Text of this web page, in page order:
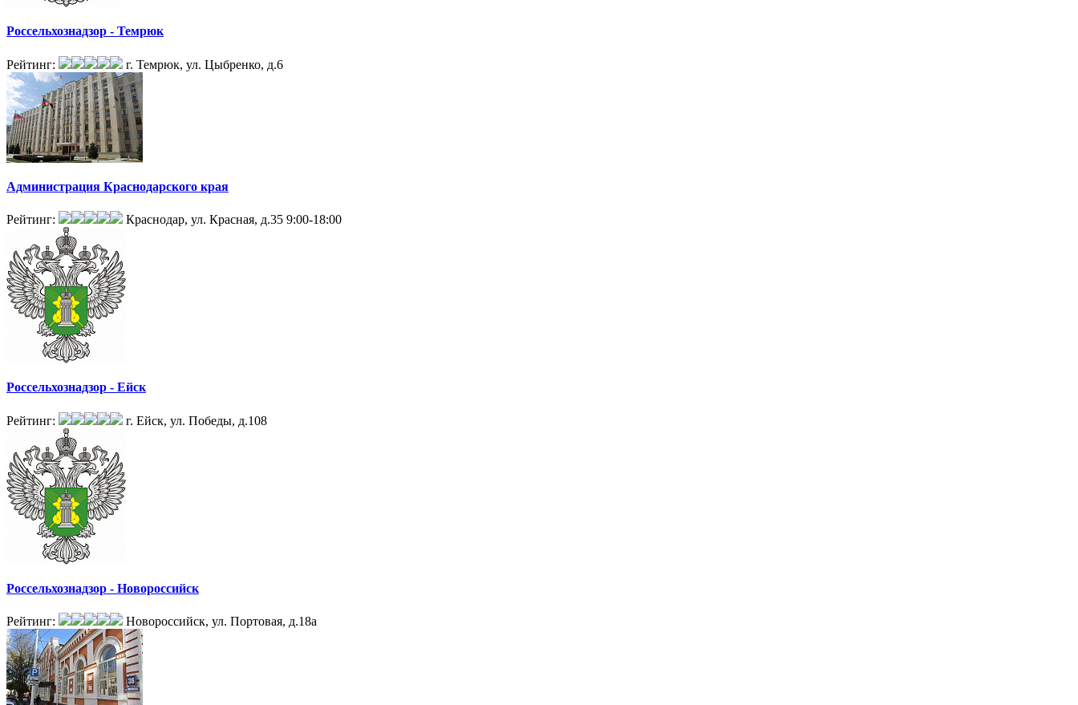
Россельхознадзор - Темрюк
Рейтинг: г. Темрюк, ул. Цыбренко, д.6
Администрация Краснодарского края
Рейтинг: Краснодар, ул. Красная, д.35 9:00-18:00
Россельхознадзор - Ейск
Рейтинг: г. Ейск, ул. Победы, д.108
Россельхознадзор - Новороссийск
Рейтинг: Новороссийск, ул. Портовая, д.18а